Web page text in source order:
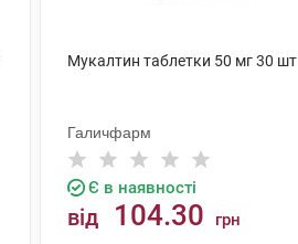
Мукалтин таблетки 50 мг 30 шт
Галичфарм
Є в наявності
від 104.30 грн